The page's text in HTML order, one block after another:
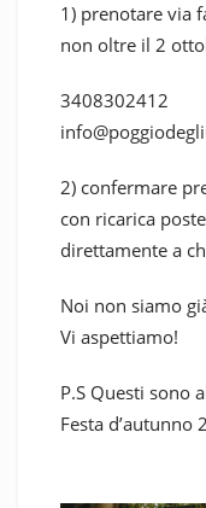
1) prenotare via
non oltre il 2
3408302412
2) confermare
con ricarica
direttamente a
Noi non siamo
Vi aspettiamo!
P.S Questi sono
Festa d’autunno